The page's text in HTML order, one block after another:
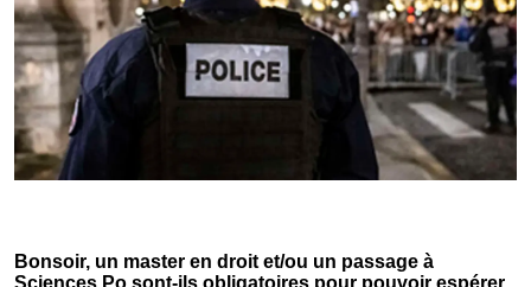
Bonsoir, un master en droit et/ou un passage à
Sciences Po sont-ils obligatoires pour pouvoir espérer